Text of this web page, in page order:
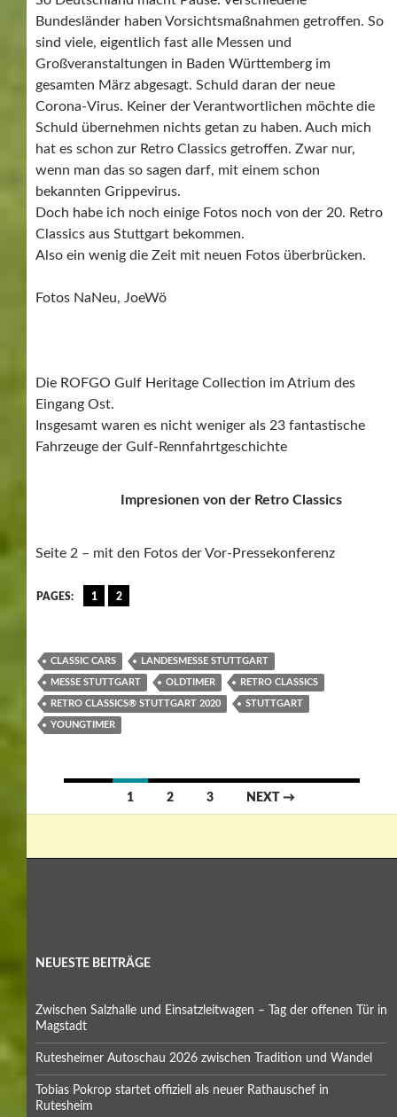
Bundesländer haben Vorsichtsmaßnahmen getroffen. So
sind viele, eigentlich fast alle Messen und
Großveranstaltungen in Baden Württemberg im
gesamten März abgesagt. Schuld daran der neue
Corona-Virus. Keiner der Verantwortlichen möchte die
Schuld übernehmen nichts getan zu haben. Auch mich
hat es schon zur Retro Classics getroffen. Zwar nur,
wenn man das so sagen darf, mit einem schon
bekannten Grippevirus.
Doch habe ich noch einige Fotos noch von der 20. Retro
Classics aus Stuttgart bekommen.
Also ein wenig die Zeit mit neuen Fotos überbrücken.
Fotos NaNeu, JoeWö
Die ROFGO Gulf Heritage Collection im Atrium des
Eingang Ost.
Insgesamt waren es nicht weniger als 23 fantastische
Fahrzeuge der Gulf-Rennfahrtgeschichte
Impresionen von der Retro Classics
Seite 2 – mit den Fotos der Vor-Pressekonferenz
PAGES: 1 2
CLASSIC CARS LANDESMESSE STUTTGART
MESSE STUTTGART OLDTIMER RETRO CLASSICS
RETRO CLASSICS® STUTTGART 2020 STUTTGART
YOUNGTIMER
1 2 3 NEXT →
NEUESTE BEITRÄGE
Zwischen Salzhalle und Einsatzleitwagen – Tag der offenen Tür in
Magstadt
Rutesheimer Autoschau 2026 zwischen Tradition und Wandel
Tobias Pokrop startet offiziell als neuer Rathauschef in
Rutesheim